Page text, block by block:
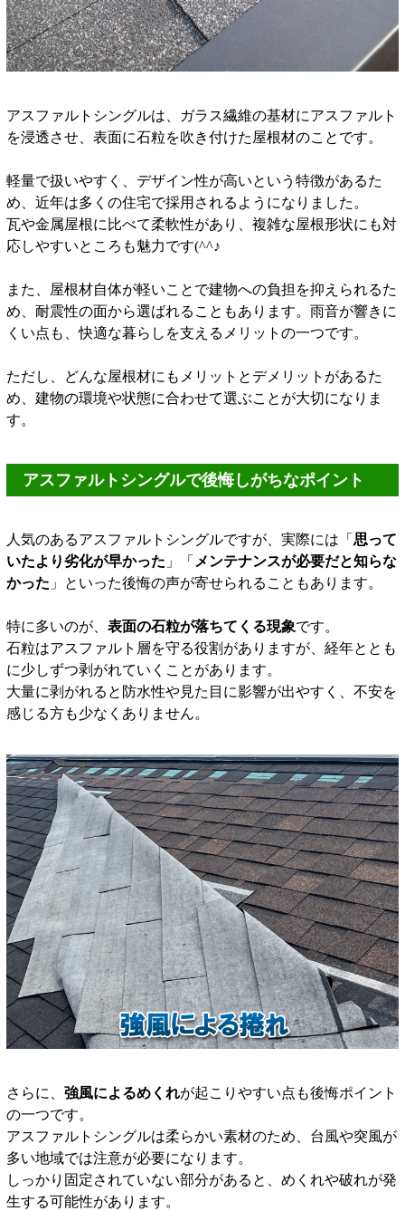
アスファルトシングルは、ガラス繊維の基材にアスファルト
を浸透させ、表面に石粒を吹き付けた屋根材のことです。
軽量で扱いやすく、デザイン性が高いという特徴があるた
め、近年は多くの住宅で採用されるようになりました。
瓦や金属屋根に比べて柔軟性があり、複雑な屋根形状にも対
応しやすいところも魅力です(^^♪
また、屋根材自体が軽いことで建物への負担を抑えられるた
め、耐震性の面から選ばれることもあります。雨音が響きに
くい点も、快適な暮らしを支えるメリットの一つです。
ただし、どんな屋根材にもメリットとデメリットがあるた
め、建物の環境や状態に合わせて選ぶことが大切になりま
す。
アスファルトシングルで後悔しがちなポイント
人気のあるアスファルトシングルですが、実際には「 思って
いたより劣化が早かった 」「 メンテナンスが必要だと知らな
かった 」といった後悔の声が寄せられることもあります。
特に多いのが、 表面の石粒が落ちてくる現象です。
石粒はアスファルト層を守る役割がありますが、経年ととも
に少しずつ剥がれていくことがあります。
大量に剥がれると防水性や見た目に影響が出やすく、不安を
感じる方も少なくありません。
さらに、 強風によるめくれが起こりやすい点も後悔ポイント
の一つです。
アスファルトシングルは柔らかい素材のため、台風や突風が
多い地域では注意が必要になります。
しっかり固定されていない部分があると、めくれや破れが発
生する可能性があります。